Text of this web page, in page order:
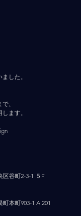
した。
、
ます。
区谷町2-3-1 ５F
本町903-1 A.201